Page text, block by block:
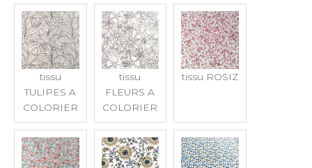
tissu
TULIPES A
COLORIER
tissu
FLEURS A
COLORIER
tissu ROSIZ